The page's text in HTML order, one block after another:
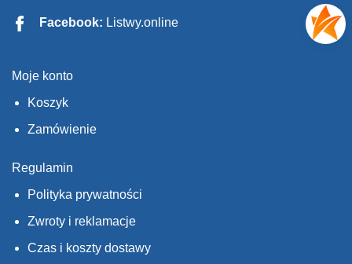
Facebook: Listwy.online
Moje konto
Koszyk
Zamówienie
Regulamin
Polityka prywatności
Zwroty i reklamacje
Czas i koszty dostawy